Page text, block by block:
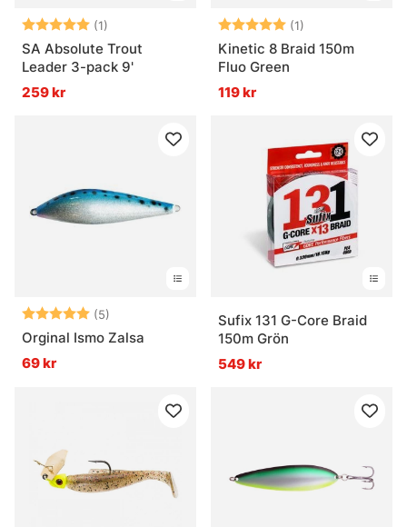
Betyg: (1)
5.0 utav 5 stjärnor
SA Absolute Trout
Leader 3-pack 9'
259 kr
Betyg: (1)
Kinetic 8 Braid 150m
Fluo Green
119 kr
Betyg: (5)
5.0 utav 5 stjärnor
Orginal Ismo Zalsa
69 kr
Sufix 131 G-Core Braid
150m Grön
549 kr